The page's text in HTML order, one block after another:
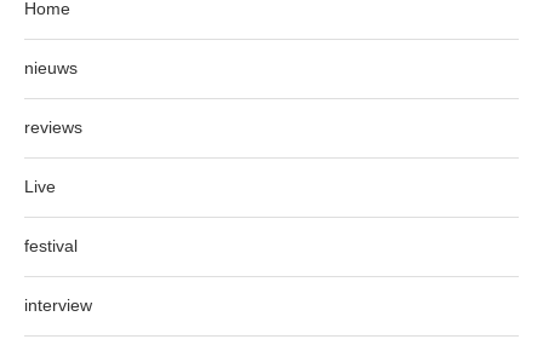
Home
nieuws
reviews
Live
festival
interview